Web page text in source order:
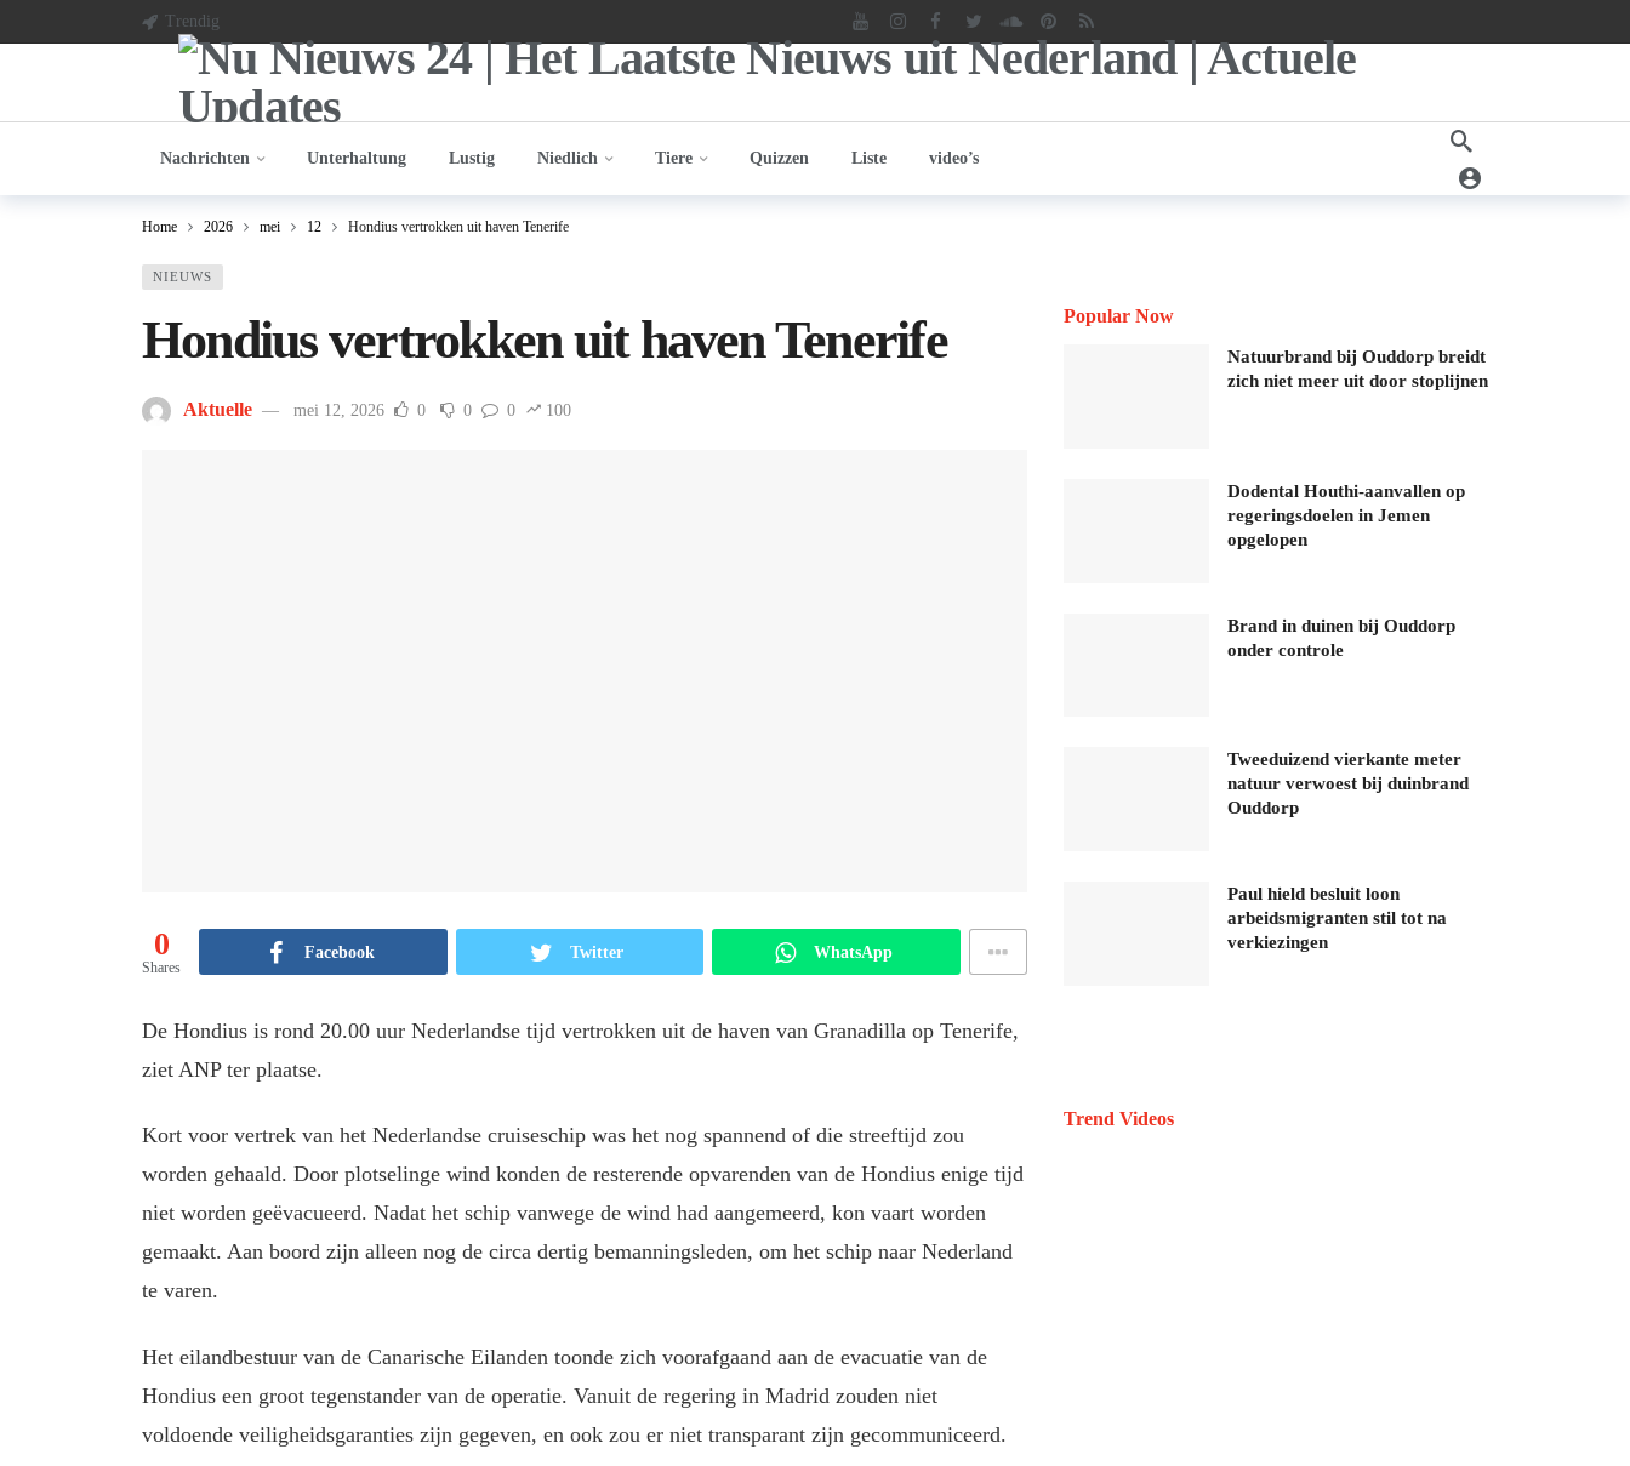
Trendig
Nachrichten Unterhaltung Lustig Niedlich Tiere Quizzen Liste video’s
Home 2026 mei 12 Hondius vertrokken uit haven Tenerife
NIEUWS
Hondius vertrokken uit haven Tenerife
Aktuelle mei 12, 2026 0 0 0 100
0
Shares
Facebook Twitter WhatsApp
De Hondius is rond 20.00 uur Nederlandse tijd vertrokken uit de haven van Granadilla op Tenerife,
ziet ANP ter plaatse.
Kort voor vertrek van het Nederlandse cruiseschip was het nog spannend of die streeftijd zou
worden gehaald. Door plotselinge wind konden de resterende opvarenden van de Hondius enige tijd
niet worden geëvacueerd. Nadat het schip vanwege de wind had aangemeerd, kon vaart worden
gemaakt. Aan boord zijn alleen nog de circa dertig bemanningsleden, om het schip naar Nederland
te varen.
Het eilandbestuur van de Canarische Eilanden toonde zich voorafgaand aan de evacuatie van de
Hondius een groot tegenstander van de operatie. Vanuit de regering in Madrid zouden niet
voldoende veiligheidsgaranties zijn gegeven, en ook zou er niet transparant zijn gecommuniceerd.
Popular Now
Natuurbrand bij Ouddorp breidt
zich niet meer uit door stoplijnen
Dodental Houthi-aanvallen op
regeringsdoelen in Jemen
opgelopen
Brand in duinen bij Ouddorp
onder controle
Tweeduizend vierkante meter
natuur verwoest bij duinbrand
Ouddorp
Paul hield besluit loon
arbeidsmigranten stil tot na
verkiezingen
Trend Videos